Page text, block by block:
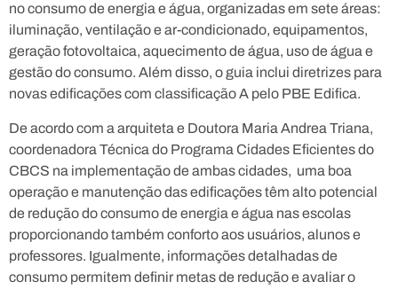
no consumo de energia e água, organizadas em sete áreas:
iluminação, ventilação e ar-condicionado, equipamentos,
geração fotovoltaica, aquecimento de água, uso de água e
gestão do consumo. Além disso, o guia inclui diretrizes para
novas edificações com classificação A pelo PBE Edifica.
De acordo com a arquiteta e Doutora Maria Andrea Triana,
coordenadora Técnica do Programa Cidades Eficientes do
CBCS na implementação de ambas cidades, uma boa
operação e manutenção das edificações têm alto potencial
de redução do consumo de energia e água nas escolas
proporcionando também conforto aos usuários, alunos e
professores. Igualmente, informações detalhadas de
consumo permitem definir metas de redução e avaliar o